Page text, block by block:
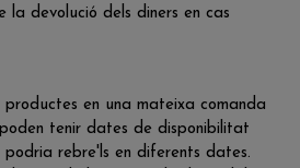
la devolució dels diners en cas
productes en una mateixa comanda
tenir dates de disponibilitat
rebre'ls en diferents dates.